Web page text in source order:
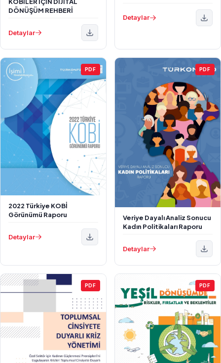
DÖNÜŞÜM REHBERİ
Detaylar
Detaylar
PDF
2022 Türkiye KOBİ
Görünümü Raporu
Detaylar
PDF
Veriye Dayalı Analiz Sonucu
Kadın Politikaları Raporu
Detaylar
PDF PDF